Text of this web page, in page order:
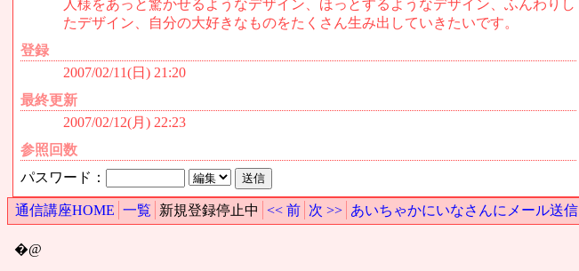
人様をあっと驚かせるようなデザイン、ほっとするようなデザイン、ふんわりし
たデザイン、自分の大好きなものをたくさん生み出していきたいです。
登録
2007/02/11(日) 21:20
最終更新
2007/02/12(月) 22:23
参照回数
パスワード：
通信講座HOME 一覧 新規登録停止中 << 前 次 >> あいちゃかにいなさんにメール送信
�@